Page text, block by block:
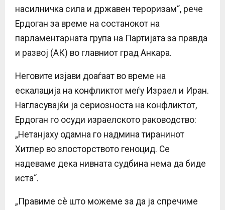
насилничка сила и државен тероризам“, рече
Ердоган за време на состанокот на
парламентарната група на Партијата за правда
и развој (АК) во главниот град Анкара.
Неговите изјави доаѓаат во време на
ескалација на конфликтот меѓу Израел и Иран.
Нагласувајќи ја сериозноста на конфликтот,
Ердоган го осуди израелското раководство:
„Нетанјаху одамна го надмина тиранинот
Хитлер во злосторството геноцид. Се
надеваме дека нивната судбина нема да биде
иста“.
„Правиме сè што можеме за да ја спречиме